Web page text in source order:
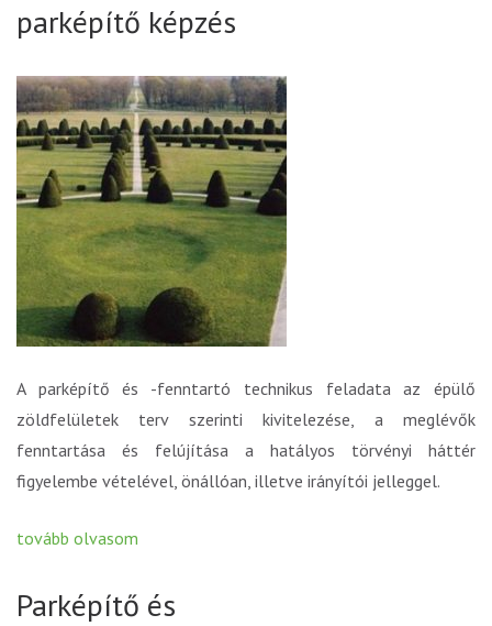
parképítő képzés
A parképítő és -fenntartó technikus feladata az épülő
zöldfelületek terv szerinti kivitelezése, a meglévők
fenntartása és felújítása a hatályos törvényi háttér
figyelembe vételével, önállóan, illetve irányítói jelleggel.
tovább olvasom
Parképítő és